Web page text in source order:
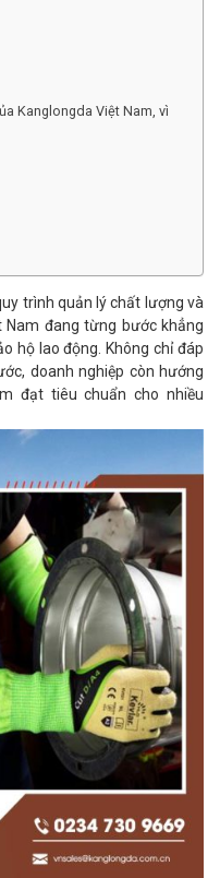
Kanglongda Việt Nam, vì
trình quản lý chất lượng và
Nam đang từng bước khẳng
hộ lao động. Không chỉ đáp
doanh nghiệp còn hướng
đạt tiêu chuẩn cho nhiều